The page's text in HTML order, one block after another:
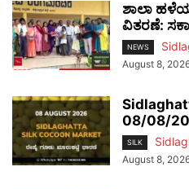
ಶಾಲಾ
ವಿತರಣೆ:
NEWS
August 8,
08/08/
SILK
August 8,